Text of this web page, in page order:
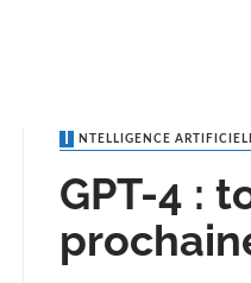
INTELLIGENCE
GPT-4 :